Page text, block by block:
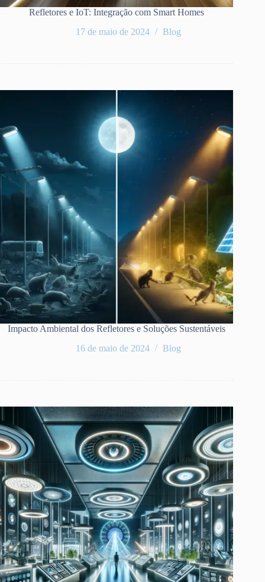
Refletores e IoT: Integração com Smart Homes
17 de maio de 2024
Blog
Impacto Ambiental dos Refletores e Soluções Sustentáveis
16 de maio de 2024
Blog